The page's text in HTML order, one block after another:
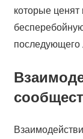
которые
последующего